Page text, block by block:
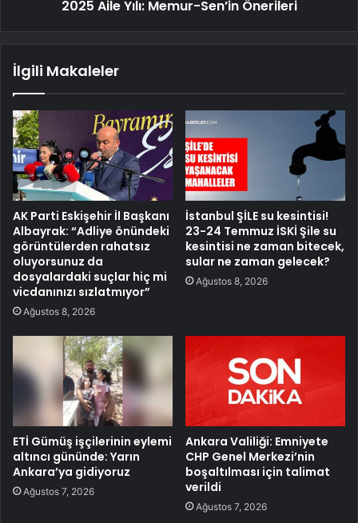
2025 Aile Yılı: Memur-Sen’in Önerileri
İlgili Makaleler
AK Parti Eskişehir İl Başkanı
Albayrak: “Adliye önündeki
görüntülerden rahatsız
oluyorsunuz da
dosyalardaki suçlar hiç mi
vicdanınızı sızlatmıyor”
Ağustos 8, 2026
İstanbul ŞİLE su kesintisi!
23-24 Temmuz İSKİ Şile su
kesintisi ne zaman bitecek,
sular ne zaman gelecek?
Ağustos 8, 2026
ETİ Gümüş işçilerinin eylemi
altıncı gününde: Yarın
Ankara’ya gidiyoruz
Ağustos 7, 2026
Ankara Valiliği: Emniyete
CHP Genel Merkezi’nin
boşaltılması için talimat
verildi
Ağustos 7, 2026